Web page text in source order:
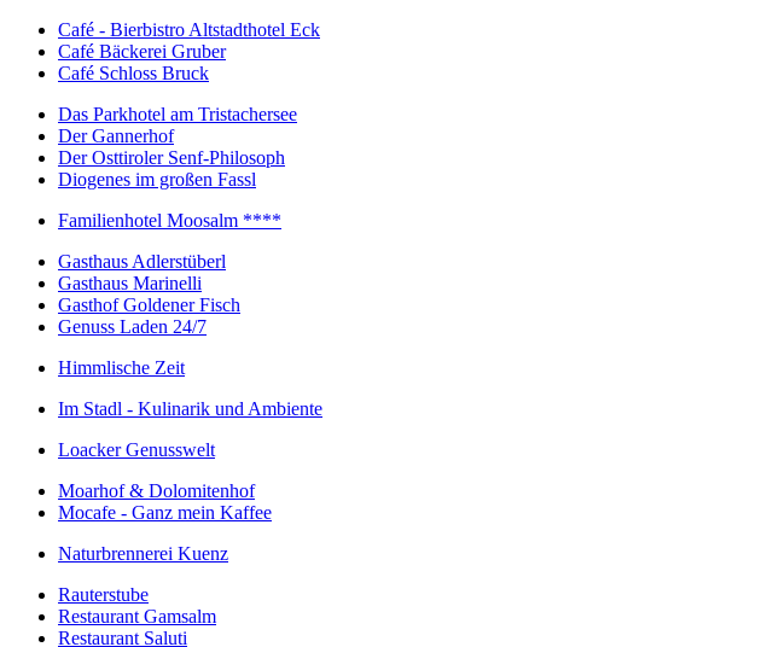
Café - Bierbistro Altstadthotel Eck
Café Bäckerei Gruber
Café Schloss Bruck
Das Parkhotel am Tristachersee
Der Gannerhof
Der Osttiroler Senf-Philosoph
Diogenes im großen Fassl
Familienhotel Moosalm ****
Gasthaus Adlerstüberl
Gasthaus Marinelli
Gasthof Goldener Fisch
Genuss Laden 24/7
Himmlische Zeit
Im Stadl - Kulinarik und Ambiente
Loacker Genusswelt
Moarhof & Dolomitenhof
Mocafe - Ganz mein Kaffee
Naturbrennerei Kuenz
Rauterstube
Restaurant Gamsalm
Restaurant Saluti